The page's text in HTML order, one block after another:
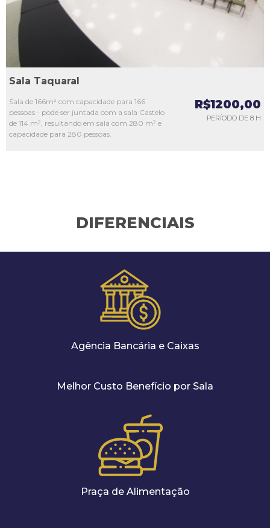
Sala Taquaral
Sala de 166m² com capacidade para 166
pessoas - pode ser juntada com a sala Castelo
de 114 m², resultando em sala com 280 m² e
capacidade para 280 pessoas.
R$1200,00
PERÍODO DE 8 H
DIFERENCIAIS
Agência Bancária e Caixas
Melhor Custo Benefício por Sala
Praça de Alimentação